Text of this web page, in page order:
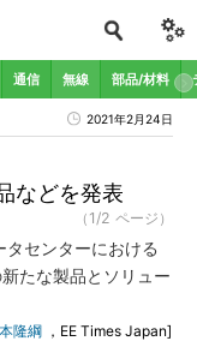
通信 無線 部品/材料
2021年2月24日
などを発表
（1/2 ページ）
センターにおける
たな製品とソリュー
隆綱 ，EE Times Japan]